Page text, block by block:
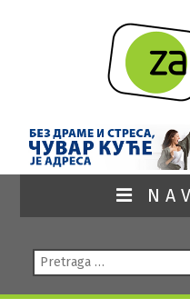
Pretraga: